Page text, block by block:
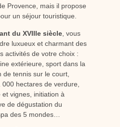
Provence, mais il propose
un séjour touristique.
du XVIIIe siècle, vous
luxueux et charmant des
activités de votre choix :
extérieure, sport dans la
tennis sur le court,
hectares de verdure,
vignes, initiation à
de dégustation du
des 5 mondes…